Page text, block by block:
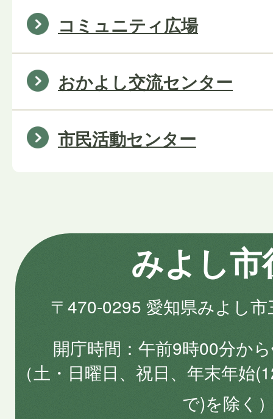
コミュニティ広場
おかよし交流センター
市民活動センター
みよし市
〒470-0295 愛知県みよし
開庁時間
午前9時00分か
（土・日曜日、祝日、年末年始
で)を除く